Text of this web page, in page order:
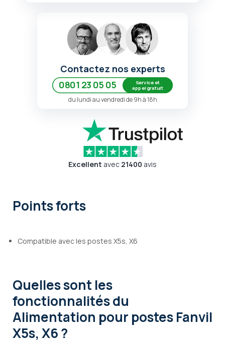
Contactez nos experts
0801 23 05 05
Service et
appel gratuit
du lundi au vendredi de 9h à 18h
Excellent avec 21400 avis
Points forts
Compatible avec les postes X5s, X6
Quelles sont les
fonctionnalitésdu
Alimentation pour postes Fanvil
X5s, X6 ?